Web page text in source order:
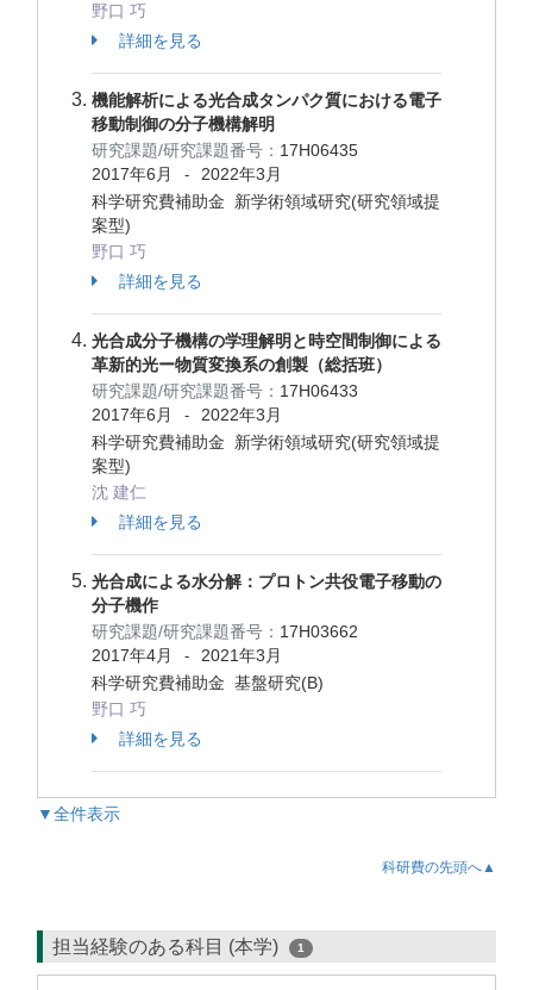
野口 巧
詳細を見る
機能解析による光合成タンパク質における電子
移動制御の分子機構解明
研究課題/研究課題番号： 17H06435
2017年6月
-
2022年3月
科学研究費補助金 新学術領域研究(研究領域提
案型)
野口 巧
詳細を見る
光合成分子機構の学理解明と時空間制御による
革新的光ー物質変換系の創製（総括班）
研究課題/研究課題番号： 17H06433
2017年6月
-
2022年3月
科学研究費補助金 新学術領域研究(研究領域提
案型)
沈 建仁
詳細を見る
光合成による水分解：プロトン共役電子移動の
分子機作
研究課題/研究課題番号： 17H03662
2017年4月
-
2021年3月
科学研究費補助金 基盤研究(B)
野口 巧
詳細を見る
▼全件表示
科研費の先頭へ▲
担当経験のある科目 (本学) 1